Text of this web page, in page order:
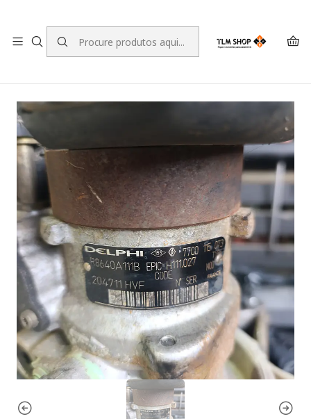
Início LOJA ONLINE
Motores e Componentes para Motores Bombas injectoras
Bomba injetora para Renault Kangoo 1.9 D R8640A111B